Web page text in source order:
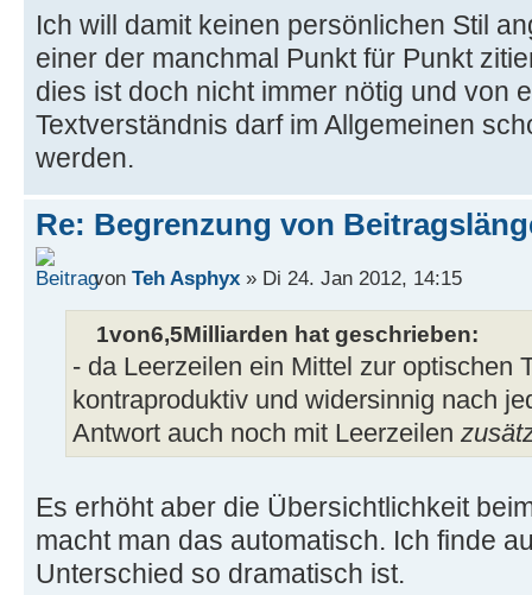
Ich will damit keinen persönlichen Stil
einer der manchmal Punkt für Punkt
dies ist doch nicht immer nötig und von
Textverständnis darf im Allgemeinen
werden.
Re: Begrenzung von
von Teh Asphyx » Di 24. Jan 2012, 14:15
1von6,5Milliarden hat geschrieben:
- da Leerzeilen ein Mittel zur optischen
kontraproduktiv und widersinnig nach
Antwort auch noch mit Leerzeilen
Es erhöht aber die Übersichtlichkeit
macht man das automatisch. Ich finde
Unterschied so dramatisch ist.